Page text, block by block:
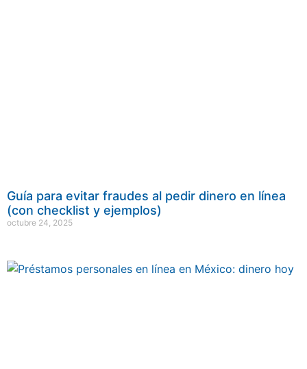
Guía para evitar fraudes al pedir dinero en línea
(con checklist y ejemplos)
octubre 24, 2025